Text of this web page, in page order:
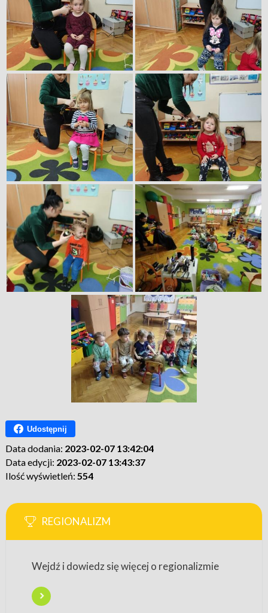
Udostępnij
Data dodania: 2023-02-07 13:42:04
Data edycji: 2023-02-07 13:43:37
Ilość wyświetleń: 554
REGIONALIZM
Wejdź i dowiedz się więcej o regionalizmie